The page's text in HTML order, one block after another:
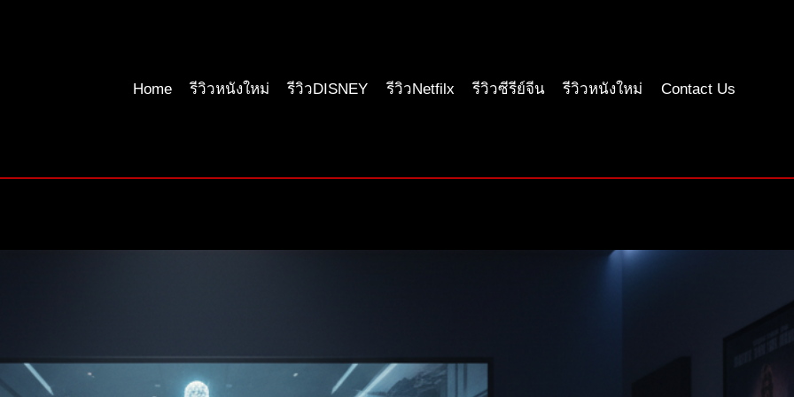
Home
รีวิวหนังใหม่ รีวิวDISNEY รีวิวNetfilx รีวิวซีรีย์จีน รีวิวหนังใหม่ Contact Us